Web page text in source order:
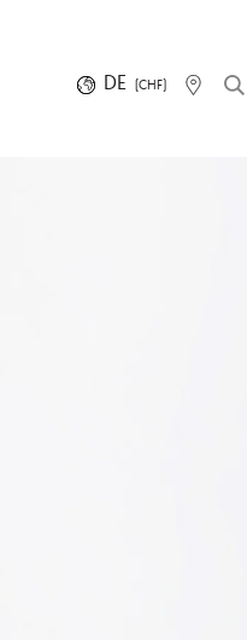
DE (CHF)